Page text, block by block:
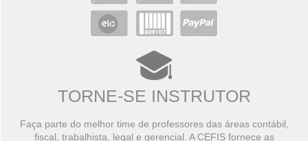
TORNE-SE INSTRUTOR
Faça parte do melhor time de professores das áreas contábil,
fiscal, trabalhista, legal e gerencial. A CEFIS fornece as